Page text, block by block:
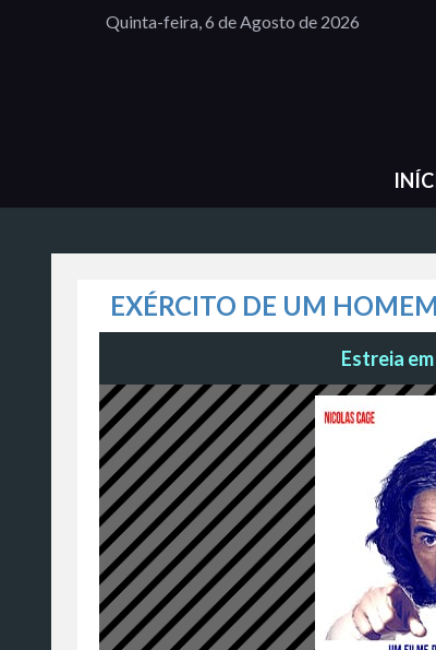
Quinta-feira, 6 de Agosto de 2026
EXÉRCITO DE UM
Estreia